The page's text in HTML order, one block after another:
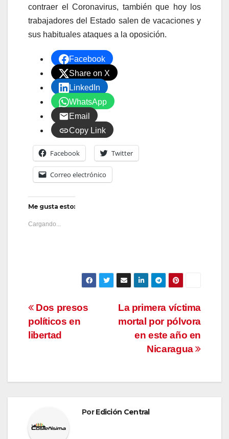
contraer el Coronavirus, también que hoy los
trabajadores del Estado salen de vacaciones y
sus habituales ataques a la oposición.
Facebook
Share on X
LinkedIn
WhatsApp
Email
Copy Link
Facebook Twitter
Correo electrónico
Me gusta esto:
Cargando...
Navegación
de
La primera víctima
mortal por pólvora
en este año en
Nicaragua
Dos presos
políticos en
libertad
PorEdición Central